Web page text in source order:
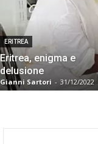
ERITREA
Eritrea, enigma e
delusione
Gianni Sartori - 31/12/2022